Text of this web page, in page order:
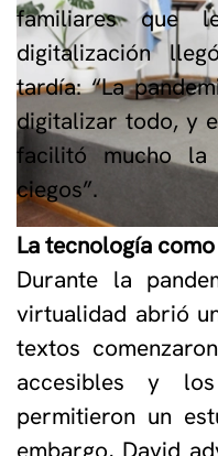
familiares que
digitalización
tardía: “La
digitalizar todo, y
facilitó mucho
ciegos”.
La tecnología
Durante la
virtualidad abrió
textos
accesibles y
permitieron un
embargo, David